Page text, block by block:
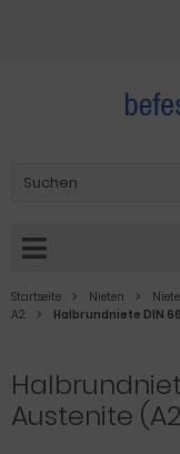
Startseite Nieten
A2
Halbrundniete DIN
Austenite